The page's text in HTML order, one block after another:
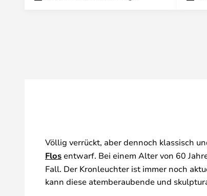
Völlig verrückt, aber dennoch klassisch
Flosentwarf. Bei einem Alter von 60
Fall. Der Kronleuchter ist immer noch
kann diese atemberaubende und